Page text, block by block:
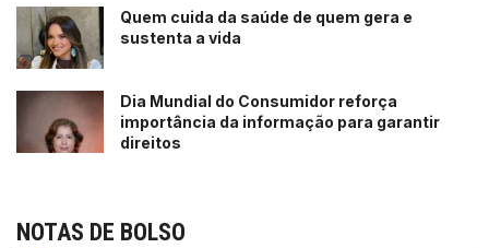
Quem cuida da saúde de quem gera e
sustenta a vida
Dia Mundial do Consumidor reforça
importância da informação para garantir
direitos
NOTAS DE BOLSO